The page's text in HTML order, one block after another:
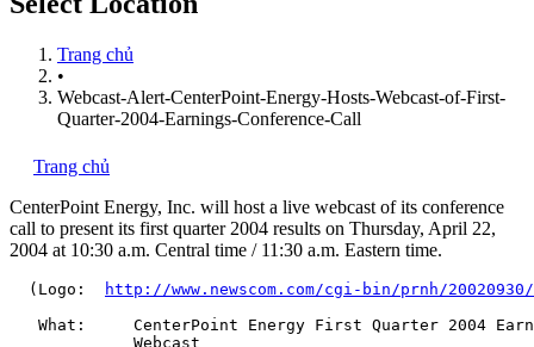
Trang chủ
•
Webcast-Alert-CenterPoint-Energy-Hosts-Webcast-of-First-
Quarter-2004-Earnings-Conference-Call
Trang chủ
CenterPoint Energy, Inc. will host a live webcast of its conference
call to present its first quarter 2004 results on Thursday, April 22,
2004 at 10:30 a.m. Central time / 11:30 a.m. Eastern time.
  (Logo:
http://www.newscom.com/cgi-bin/prnh/20020930/
What:     CenterPoint Energy First Quarter 2004
             Webcast